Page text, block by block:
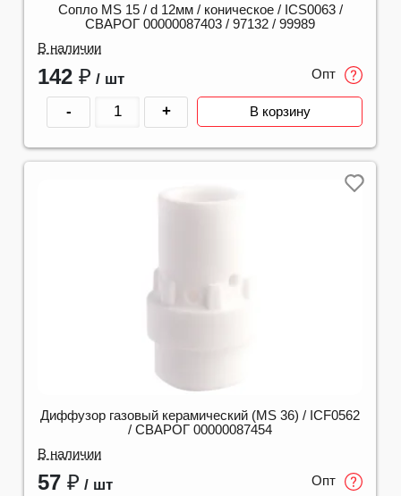
Сопло MS 15 / d 12мм / коническое / ICS0063 /
СВАРОГ 00000087403 / 97132 / 99989
В наличии
142 ₽ / шт Опт
- + В корзину
Диффузор газовый керамический (MS 36) / ICF0562
/ СВАРОГ 00000087454
В наличии
57 ₽ / шт Опт